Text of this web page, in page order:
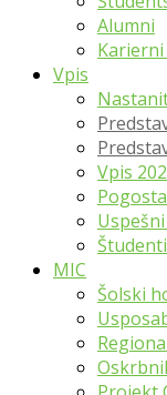
Alumni
Vpis
Vpis
MIC
Šolski